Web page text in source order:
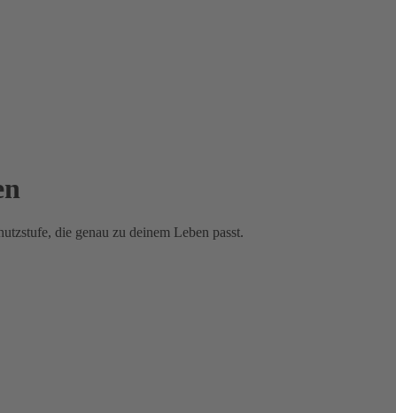
die genau zu deinem Leben passt.